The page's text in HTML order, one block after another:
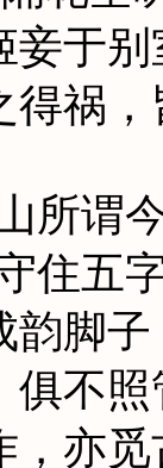
妾于
得祸
谓今
住五
韵脚
俱不
，亦